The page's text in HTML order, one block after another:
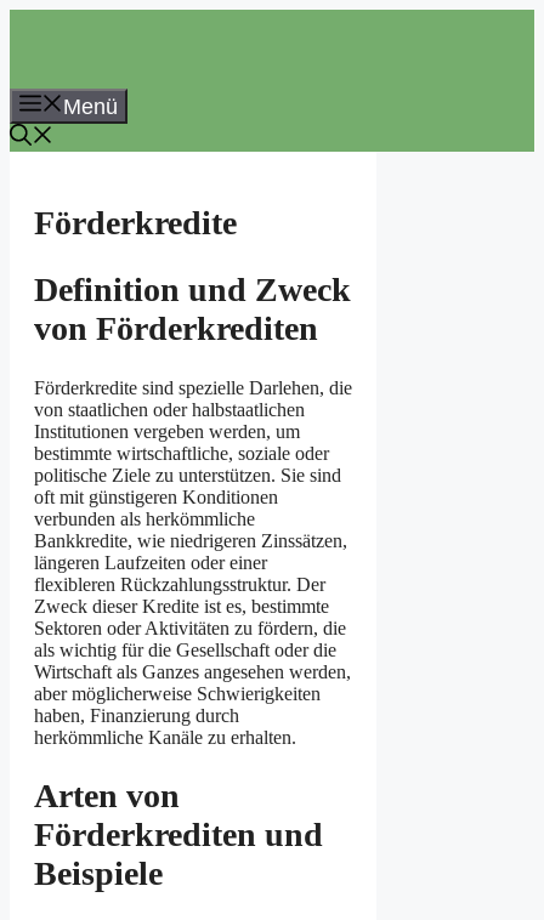
Menü
Förderkredite
Definition und Zweck
von Förderkrediten
Förderkredite sind spezielle Darlehen, die
von staatlichen oder halbstaatlichen
Institutionen vergeben werden, um
bestimmte wirtschaftliche, soziale oder
politische Ziele zu unterstützen. Sie sind
oft mit günstigeren Konditionen
verbunden als herkömmliche
Bankkredite, wie niedrigeren Zinssätzen,
längeren Laufzeiten oder einer
flexibleren Rückzahlungsstruktur. Der
Zweck dieser Kredite ist es, bestimmte
Sektoren oder Aktivitäten zu fördern, die
als wichtig für die Gesellschaft oder die
Wirtschaft als Ganzes angesehen werden,
aber möglicherweise Schwierigkeiten
haben, Finanzierung durch
herkömmliche Kanäle zu erhalten.
Arten von
Förderkrediten und
Beispiele